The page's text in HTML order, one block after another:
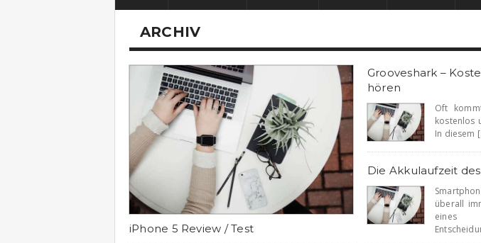
ARCHIV
iPhone 5 Review / Test
Grooveshark –
hören
Oft
kostenlos
In diesem
Die Akkulaufzeit
überall
eines